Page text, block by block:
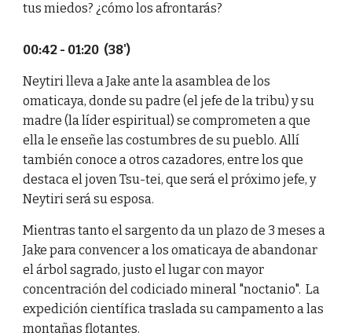
tus miedos? ¿cómo los afrontarás?
00:42 - 01:20 (38')
Neytiri lleva a Jake ante la asamblea de los
omaticaya, donde su padre (el jefe de la tribu) y su
madre (la líder espiritual) se comprometen a que
ella le enseñe las costumbres de su pueblo. Allí
también conoce a otros cazadores, entre los que
destaca el joven Tsu-tei, que será el próximo jefe, y
Neytiri será su esposa.
Mientras tanto el sargento da un plazo de 3 meses a
Jake para convencer a los omaticaya de abandonar
el árbol sagrado, justo el lugar con mayor
concentración del codiciado mineral "noctanio". La
expedición científica traslada su campamento a las
montañas flotantes.